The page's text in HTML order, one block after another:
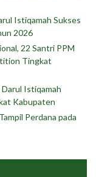
Istiqamah Sukses
2026
22 Santri PPM
Tingkat
Istiqamah
Kabupaten
Perdana pada